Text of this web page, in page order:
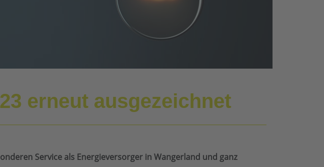
erneut ausgezeichnet
Service als Energieversorger in Wangerland und ganz